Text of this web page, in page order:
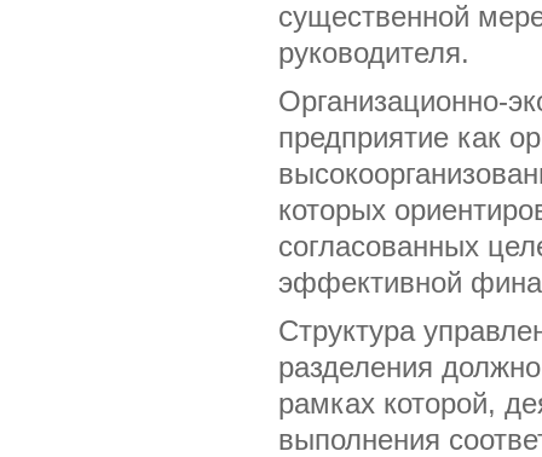
существенной
руководителя.
Организационно-
предприятие как
которых
согласованных
эффективной
Структура
разделения
рамках которой,
выполнения